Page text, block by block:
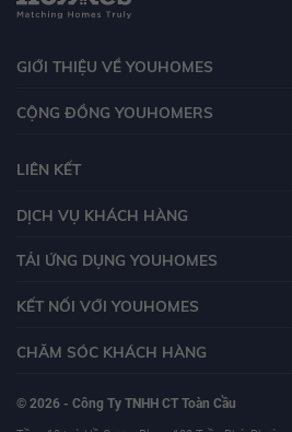
GIỚI THIỆU VỀ YOUHOMES
CỘNG ĐỒNG YOUHOMERS
LIÊN KẾT
DỊCH VỤ KHÁCH HÀNG
TẢI ỨNG DỤNG YOUHOMES
KẾT NỐI VỚI YOUHOMES
CHĂM SÓC KHÁCH HÀNG
© 2026 - Công Ty TNHH CT Toàn Cầu